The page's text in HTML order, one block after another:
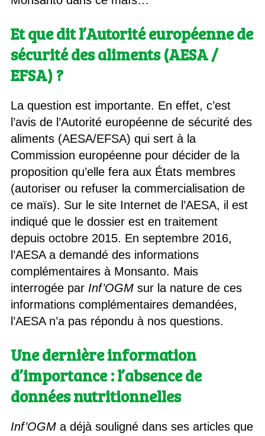
Et que dit l’Autorité européenne de
sécurité des aliments (AESA /
EFSA) ?
La question est importante. En effet, c’est
l’avis de l’Autorité européenne de sécurité des
aliments (AESA/EFSA) qui sert à la
Commission européenne pour décider de la
proposition qu’elle fera aux États membres
(autoriser ou refuser la commercialisation de
ce maïs). Sur le site Internet de l’AESA, il est
indiqué que le dossier est en traitement
depuis octobre 2015. En septembre 2016,
l’AESA a demandé des informations
complémentaires à Monsanto. Mais
interrogée par Inf’OGMsur la nature de ces
informations complémentaires demandées,
l’AESA n’a pas répondu à nos questions.
Une dernière information
d’importance : l’absence de
données nutritionnelles
Inf’OGMa déjà souligné dans ses articles que